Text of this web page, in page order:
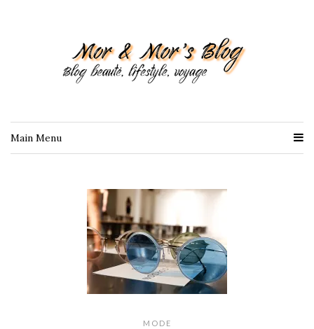
Main Menu
MODE